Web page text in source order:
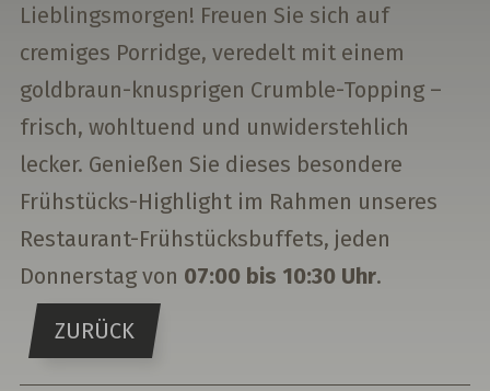
Lieblingsmorgen! Freuen Sie sich auf
cremiges Porridge, veredelt mit einem
goldbraun-knusprigen Crumble-Topping –
frisch, wohltuend und unwiderstehlich
lecker. Genießen Sie dieses besondere
Frühstücks-Highlight im Rahmen unseres
Restaurant-Frühstücksbuffets, jeden
Donnerstag von 07:00 bis 10:30 Uhr.
ZURÜCK